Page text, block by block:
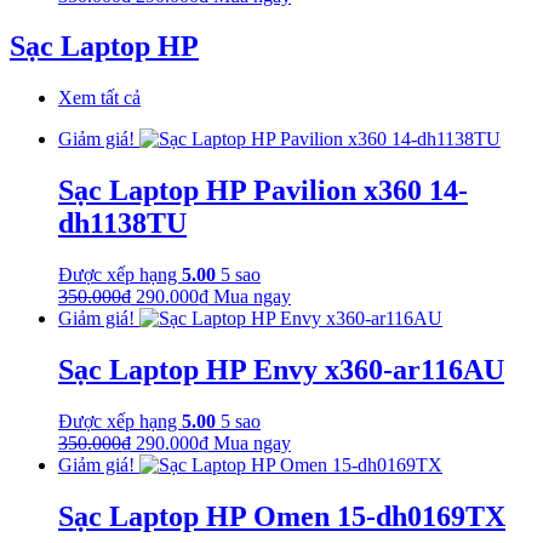
là:
350.000₫.
Sạc Laptop HP
Xem tất cả
Giảm giá!
Sạc Laptop HP Pavilion x360 14-
dh1138TU
Được xếp hạng 5.00 5 sao
350.000₫ Giá
gốc
350.000₫.
290.000₫Giá
hiện
là:
290.000₫.
Mua ngay
Giảm giá!
Sạc Laptop HP Envy x360-ar116AU
Được xếp hạng 5.00 5 sao
350.000₫ Giá
gốc
350.000₫.
290.000₫Giá
hiện
là:
290.000₫.
Mua ngay
Giảm giá!
Sạc Laptop HP Omen 15-dh0169TX